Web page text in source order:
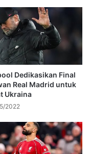
Dedikasikan Final
Real Madrid untuk
Ukraina
2022